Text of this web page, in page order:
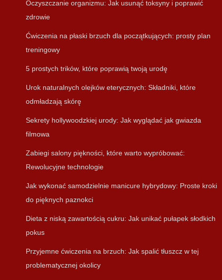
Oczyszczanie organizmu: Jak usunąć toksyny i poprawić
zdrowie
Ćwiczenia na płaski brzuch dla początkujących: prosty plan
treningowy
5 prostych trików, które poprawią twoją urodę
Urok naturalnych olejków eterycznych: Składniki, które
odmładzają skórę
Sekrety hollywoodzkiej urody: Jak wyglądać jak gwiazda
filmowa
Zabiegi salony piękności, które warto wypróbować:
Rewolucyjne technologie
Jak wykonać samodzielnie manicure hybrydowy: Proste kroki
do pięknych paznokci
Dieta z niską zawartością cukru: Jak unikać pułapek słodkich
pokus
Przyjemne ćwiczenia na brzuch: Jak spalić tłuszcz w tej
problematycznej okolicy